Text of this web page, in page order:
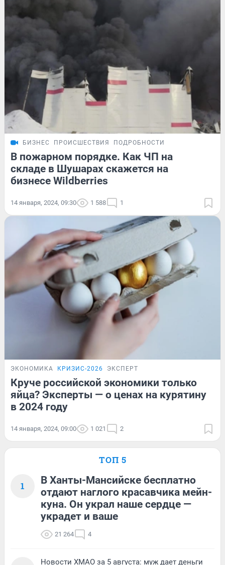
БИЗНЕС ПРОИСШЕСТВИЯ ПОДРОБНОСТИ
В пожарном порядке. Как ЧП на
складе в Шушарах скажется на
бизнесе Wildberries
14 января, 2024, 09:30 1 588 1
ЭКОНОМИКА КРИЗИС-2026 ЭКСПЕРТ
Круче российской экономики только
яйца? Эксперты — о ценах на курятину
в 2024 году
14 января, 2024, 09:00 1 021 2
ТОП 5
1
В Ханты-Мансийске бесплатно
отдают наглого красавчика мейн-
куна. Он украл наше сердце —
украдет и ваше
21 264 4
Новости ХМАО за 5 августа: муж дает деньги